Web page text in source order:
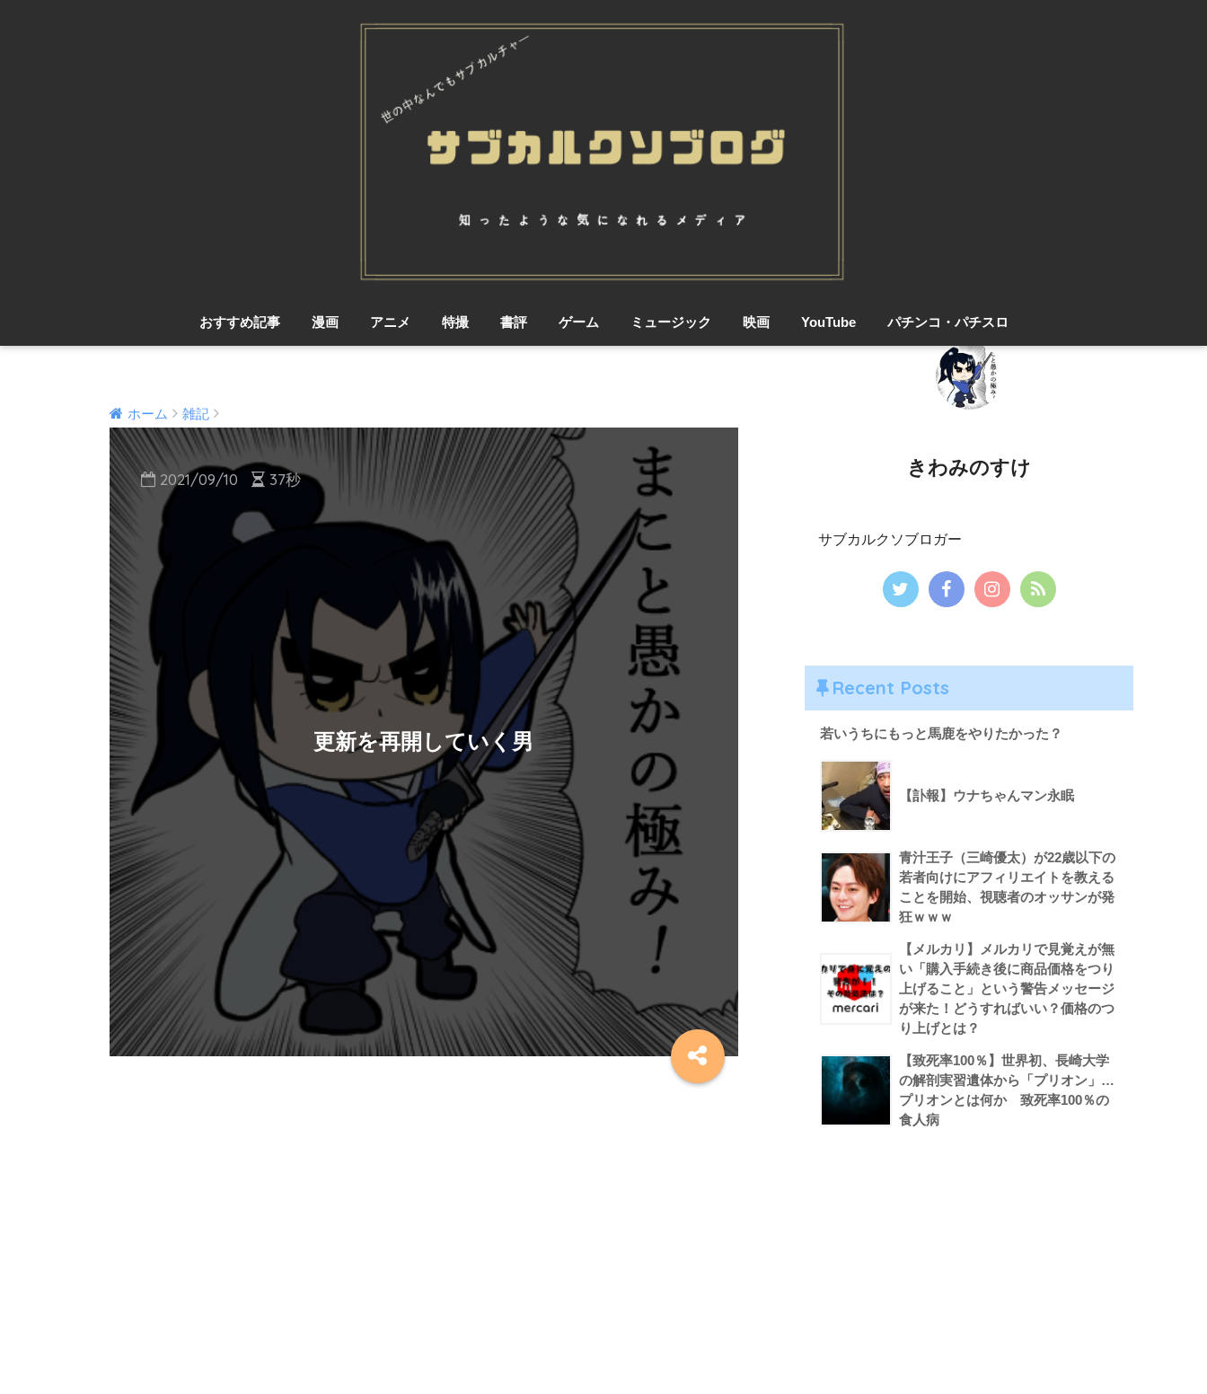
おすすめ記事 漫画 アニメ 特撮 書評 ゲーム ミュージック 映画 YouTube パチンコ・パチスロ
ホーム 雑記
更新を再開していく男
2021/09/10 37秒
きわみのすけ
サブカルクソブロガー
Recent Posts
若いうちにもっと馬鹿をやりたかった？
【訃報】ウナちゃんマン永眠
青汁王子（三崎優太）が22歳以下の
若者向けにアフィリエイトを教える
ことを開始、視聴者のオッサンが発
狂ｗｗｗ
【メルカリ】メルカリで見覚えが無
い「購入手続き後に商品価格をつり
上げること」という警告メッセージ
が来た！どうすればいい？価格のつ
り上げとは？
【致死率100％】世界初、長崎大学
の解剖実習遺体から「プリオン」…
プリオンとは何か 致死率100％の
食人病